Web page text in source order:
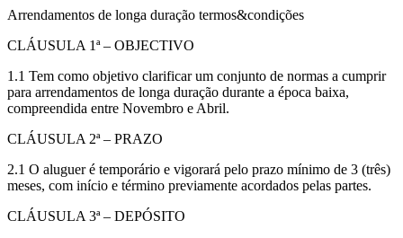
Arrendamentos de longa duração termos&condições
CLÁUSULA 1ª – OBJECTIVO
1.1 Tem como objetivo clarificar um conjunto de normas a cumprir
para arrendamentos de longa duração durante a época baixa,
compreendida entre Novembro e Abril.
CLÁUSULA 2ª – PRAZO
2.1 O aluguer é temporário e vigorará pelo prazo mínimo de 3 (três)
meses, com início e término previamente acordados pelas partes.
CLÁUSULA 3ª – DEPÓSITO